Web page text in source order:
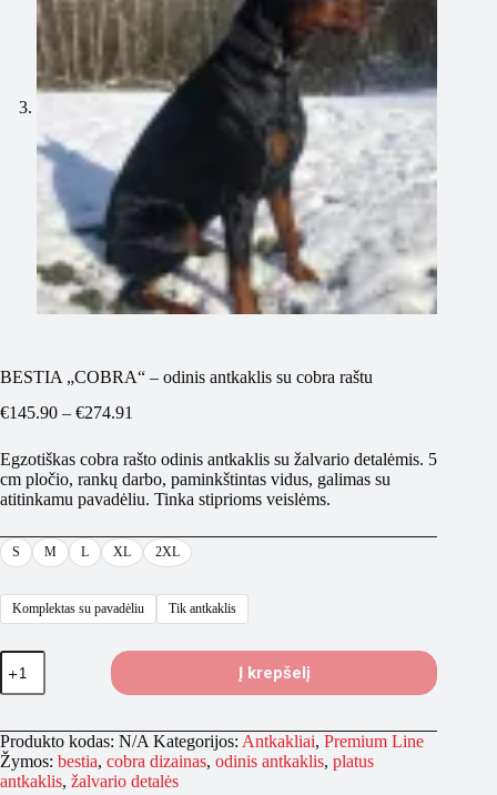
BESTIA „COBRA“ – odinis antkaklis su cobra raštu
€145.90 – €274.91
€145.90
through
€274.91
Egzotiškas cobra rašto odinis antkaklis su žalvario detalėmis. 5
cm pločio, rankų darbo, paminkštintas vidus, galimas su
atitinkamu pavadėliu. Tinka stiprioms veislėms.
S M L XL 2XL
Komplektas su pavadėliu Tik antkaklis
produkto
kiekis:
BESTIA
–
odinis
antkaklis
su
Į krepšelį
Produkto kodas: N/A Kategorijos: Antkakliai, Premium Line
Žymos: bestia, cobra dizainas, odinis antkaklis, platus
antkaklis, žalvario detalės